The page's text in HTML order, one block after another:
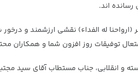
اند.
له الفداء) نقشی ارزشمند و
توفیقات روز افزون شما و همکاران
انقلابی، جناب مستطاب آقای سید